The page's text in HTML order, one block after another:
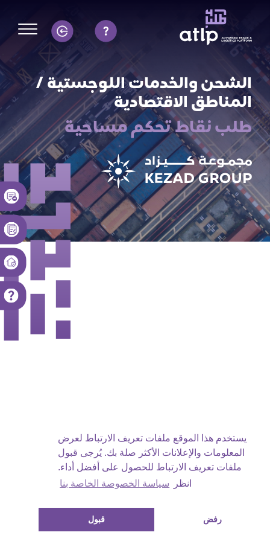
يستخدم هذا الموقع ملفات تعريف الارتباط لعرض
المعلومات والإعلانات الأكثر صلة بك. يُرجى قبول
ملفات تعريف الارتباط للحصول على أفضل أداء.
انظر
سياسة الخصوصة الخاصة بنا
رفض قبول
الشحن والخدمات اللوجستية /
المناطق الاقتصادية
طلب نقاط تحكم مساحية